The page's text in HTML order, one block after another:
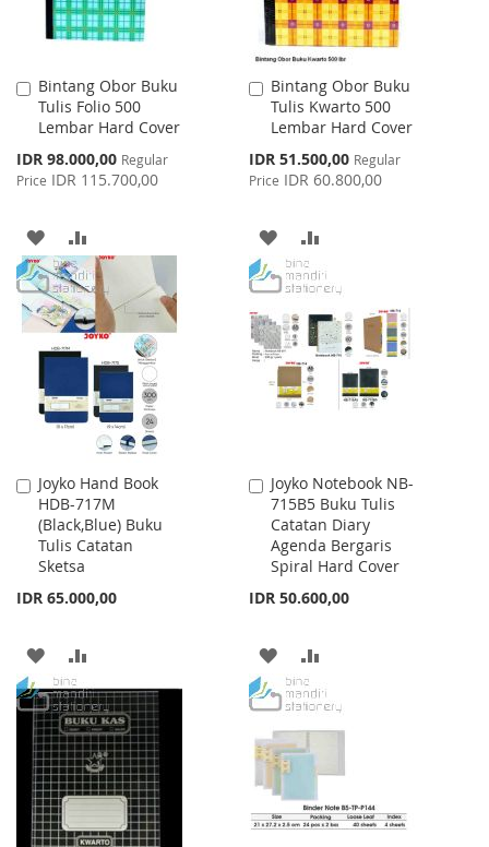
Bintang Obor Buku
Tulis Folio 500
Lembar Hard Cover
Special
Price
IDR 98.000,00 Regular
Price IDR 115.700,00
Add
to
Cart
ADD
TO
WISH
LIST
TO
COMPARE
Bintang Obor Buku
Tulis Kwarto 500
Lembar Hard Cover
Special
Price
IDR 51.500,00 Regular
Price IDR 60.800,00
Add
to
Cart
ADD
TO
WISH
LIST
TO
COMPARE
Joyko Hand Book
HDB-717M
(Black,Blue) Buku
Tulis Catatan
Sketsa
IDR 65.000,00
Add
to
Cart
ADD
TO
WISH
LIST
TO
COMPARE
Joyko Notebook NB-
715B5 Buku Tulis
Catatan Diary
Agenda Bergaris
Spiral Hard Cover
IDR 50.600,00
Add
to
Cart
ADD
TO
WISH
LIST
TO
COMPARE